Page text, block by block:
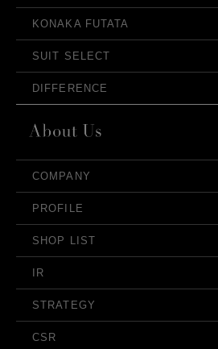
KONAKA FUTATA
SUIT SELECT
DIFFERENCE
COMPANY
PROFILE
SHOP LIST
IR
STRATEGY
CSR